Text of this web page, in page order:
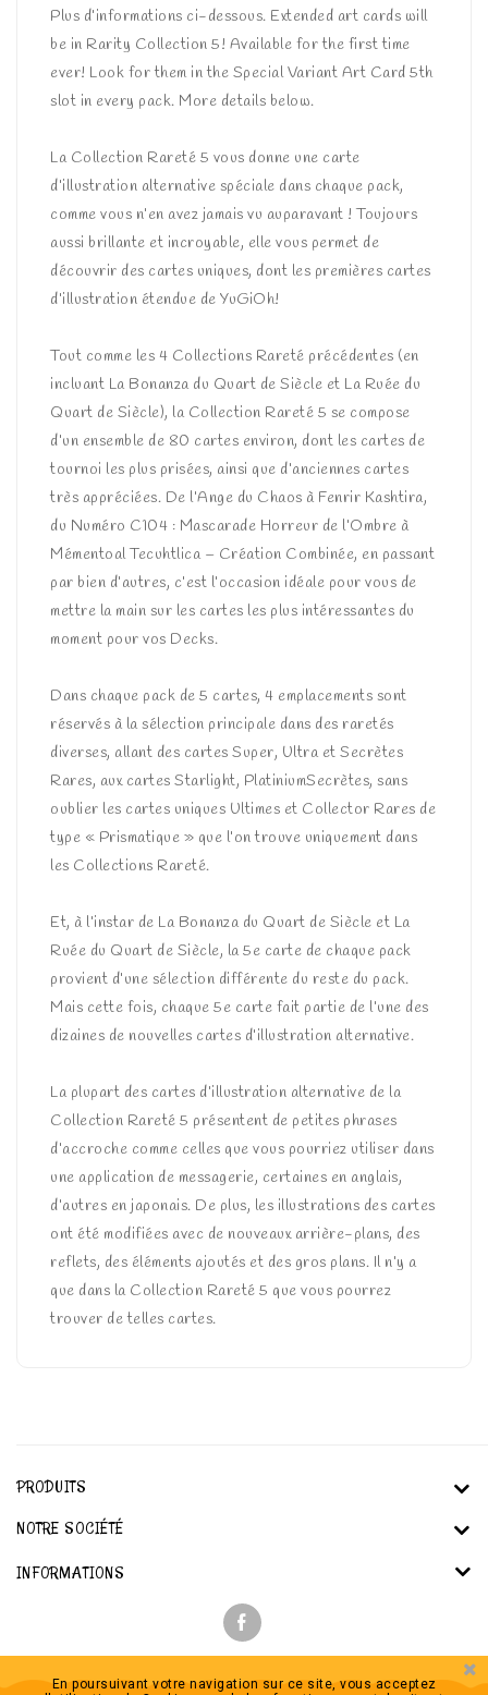
Plus d’informations ci-dessous. Extended art cards will
be in Rarity Collection 5! Available for the first time
ever! Look for them in the Special Variant Art Card 5th
slot in every pack. More details below.
La Collection Rareté 5 vous donne une carte
d’illustration alternative spéciale dans chaque pack,
comme vous n’en avez jamais vu auparavant ! Toujours
aussi brillante et incroyable, elle vous permet de
découvrir des cartes uniques, dont les premières cartes
d’illustration étendue de YuGiOh!
Tout comme les 4 Collections Rareté précédentes (en
incluant La Bonanza du Quart de Siècle et La Ruée du
Quart de Siècle), la Collection Rareté 5 se compose
d’un ensemble de 80 cartes environ, dont les cartes de
tournoi les plus prisées, ainsi que d’anciennes cartes
très appréciées. De l’Ange du Chaos à Fenrir Kashtira,
du Numéro C104 : Mascarade Horreur de l’Ombre à
Mémentoal Tecuhtlica – Création Combinée, en passant
par bien d’autres, c’est l’occasion idéale pour vous de
mettre la main sur les cartes les plus intéressantes du
moment pour vos Decks.
Dans chaque pack de 5 cartes, 4 emplacements sont
réservés à la sélection principale dans des raretés
diverses, allant des cartes Super, Ultra et Secrètes
Rares, aux cartes Starlight, PlatiniumSecrètes, sans
oublier les cartes uniques Ultimes et Collector Rares de
type « Prismatique » que l’on trouve uniquement dans
les Collections Rareté.
Et, à l’instar de La Bonanza du Quart de Siècle et La
Ruée du Quart de Siècle, la 5e carte de chaque pack
provient d’une sélection différente du reste du pack.
Mais cette fois, chaque 5e carte fait partie de l’une des
dizaines de nouvelles cartes d’illustration alternative.
La plupart des cartes d’illustration alternative de la
Collection Rareté 5 présentent de petites phrases
d’accroche comme celles que vous pourriez utiliser dans
une application de messagerie, certaines en anglais,
d’autres en japonais. De plus, les illustrations des cartes
ont été modifiées avec de nouveaux arrière-plans, des
reflets, des éléments ajoutés et des gros plans. Il n’y a
que dans la Collection Rareté 5 que vous pourrez
trouver de telles cartes.
PRODUITS
NOTRE SOCIÉTÉ
INFORMATIONS
En poursuivant votre navigation sur ce site, vous acceptez